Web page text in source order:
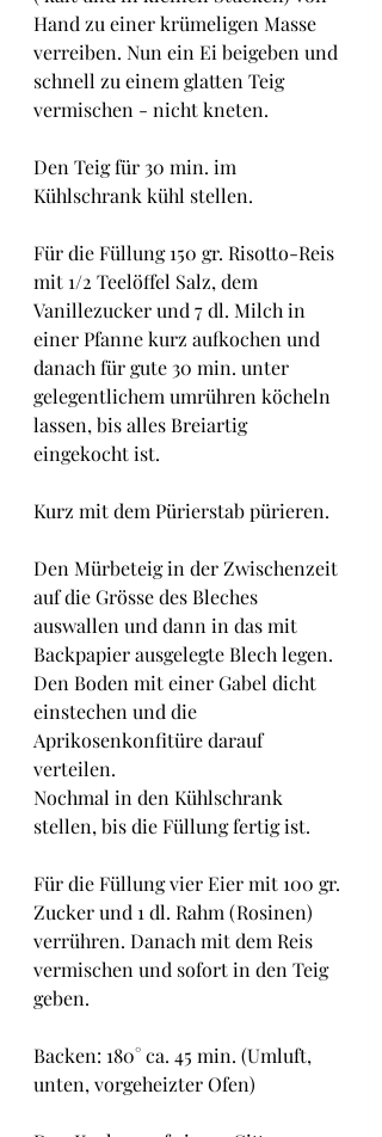
Hand zu einer krümeligen Masse
verreiben. Nun ein Ei beigeben und
schnell zu einem glatten Teig
vermischen - nicht kneten.
Den Teig für 30 min. im
Kühlschrank kühl stellen.
Für die Füllung 150 gr. Risotto-Reis
mit 1/2 Teelöffel Salz, dem
Vanillezucker und 7 dl. Milch in
einer Pfanne kurz aufkochen und
danach für gute 30 min. unter
gelegentlichem umrühren köcheln
lassen, bis alles Breiartig
eingekocht ist.
Kurz mit dem Pürierstab pürieren.
Den Mürbeteig in der Zwischenzeit
auf die Grösse des Bleches
auswallen und dann in das mit
Backpapier ausgelegte Blech legen.
Den Boden mit einer Gabel dicht
einstechen und die
Aprikosenkonfitüre darauf
verteilen.
Nochmal in den Kühlschrank
stellen, bis die Füllung fertig ist.
Für die Füllung vier Eier mit 100 gr.
Zucker und 1 dl. Rahm (Rosinen)
verrühren. Danach mit dem Reis
vermischen und sofort in den Teig
geben.
Backen: 180° ca. 45 min. (Umluft,
unten, vorgeheizter Ofen)